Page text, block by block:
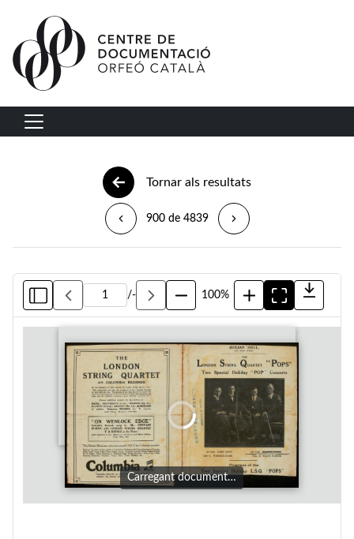
Vés al contingut
Navegació principal
Tornar als resultats
900 de 4839
/- 100%
Carregant document…